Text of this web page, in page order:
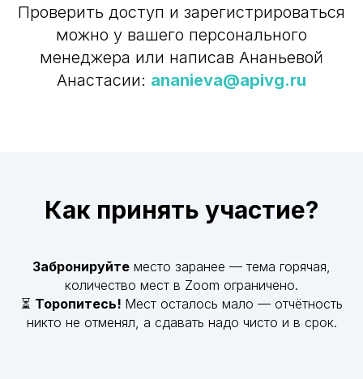
Проверить доступ и зарегистрироваться
можно у вашего персонального
менеджера или написав Ананьевой
Анастасии: ananieva@apivg.ru
Как принять участие?
Забронируйте место заранее — тема горячая,
количество мест в Zoom ограничено.
⏳ Торопитесь! Мест осталось мало — отчётность
никто не отменял, а сдавать надо чисто и в срок.